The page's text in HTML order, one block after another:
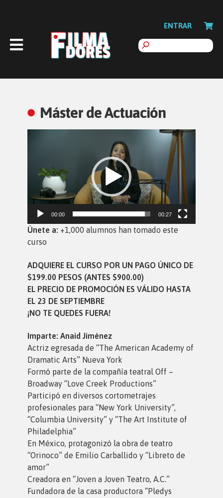
ENTRAR
Máster de Actuación
00:00 00:27
Únete a: +1,000 alumnos han tomado este
curso
ADQUIERE EL CURSO POR UN PAGO ÚNICO DE
$199.00 PESOS (ANTES $900.00)
EL PRECIO DE PROMOCIÓN ES VÁLIDO HASTA
EL 23 DE SEPTIEMBRE
¡NO TE QUEDES FUERA!
Imparte: Anaid Jiménez
Actriz egresada de “The American Academy of
Dramatic Arts” Nueva York
Formó parte de la compañía teatral Off –
Broadway “Love Creek Productions”
Participó en diversos cortometrajes
profesionales para “New York University”,
“Columbia University” y “The Art Institute of
Philadelphia”
En México, protagonizó la obra de teatro
“Orinoco” de Emilio Carballido y “Libreto de
amor”
Creadora en “Joven a Joven Teatro, A.C.”
Fundadora de la casa productora “Pledys